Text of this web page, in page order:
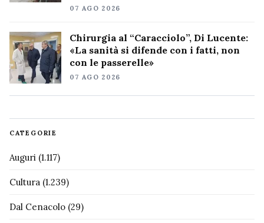
07 AGO 2026
Chirurgia al “Caracciolo”, Di Lucente:
«La sanità si difende con i fatti, non
con le passerelle»
07 AGO 2026
CATEGORIE
Auguri (1.117)
Cultura (1.239)
Dal Cenacolo (29)